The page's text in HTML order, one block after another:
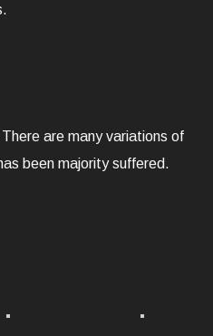
are many variations of
been majority suffered.